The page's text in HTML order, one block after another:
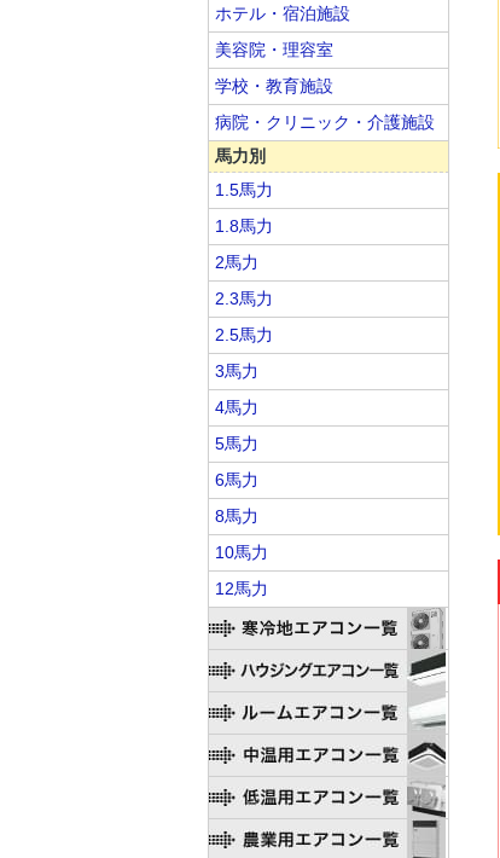
ホテル・宿泊施設
美容院・理容室
学校・教育施設
病院・クリニック・介護施設
馬力別
1.5馬力
1.8馬力
2馬力
2.3馬力
2.5馬力
3馬力
4馬力
5馬力
6馬力
8馬力
10馬力
12馬力